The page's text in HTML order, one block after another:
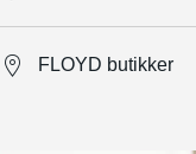
FLOYD butikker